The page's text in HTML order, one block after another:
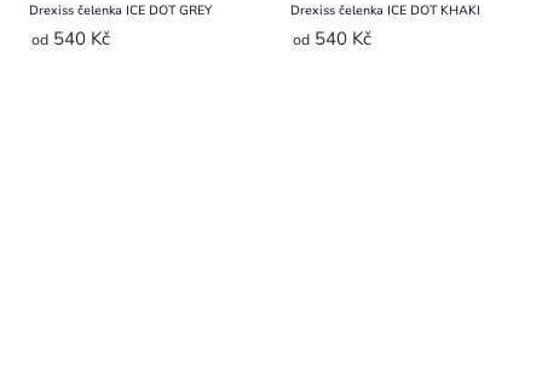
Drexiss čelenka ICE DOT GREY
od 540 Kč
Drexiss čelenka ICE DOT KHAKI
od 540 Kč